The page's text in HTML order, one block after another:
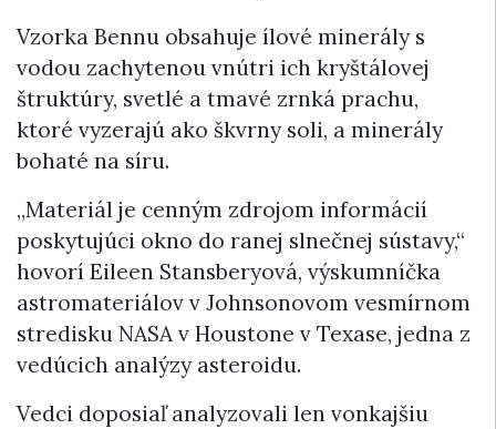
Vzorka Bennu obsahuje ílové minerály s
vodou zachytenou vnútri ich kryštálovej
štruktúry, svetlé a tmavé zrnká prachu,
ktoré vyzerajú ako škvrny soli, a minerály
bohaté na síru.
„Materiál je cenným zdrojom informácií
poskytujúci okno do ranej slnečnej sústavy,“
hovorí Eileen Stansberyová, výskumníčka
astromateriálov v Johnsonovom vesmírnom
stredisku NASA v Houstone v Texase, jedna z
vedúcich analýzy asteroidu.
Vedci doposiaľ analyzovali len vonkajšiu